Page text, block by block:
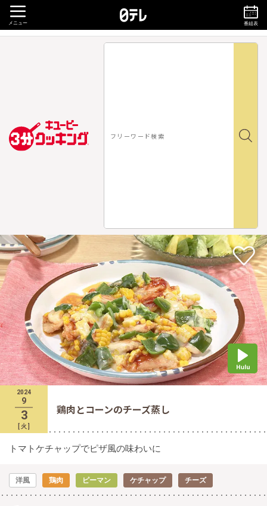
メニュー 番組表
2024
9
3
火
鶏肉とコーンのチーズ蒸し
トマトケチャップでピザ風の味わいに
洋風 鶏肉 ピーマン ケチャップ チーズ